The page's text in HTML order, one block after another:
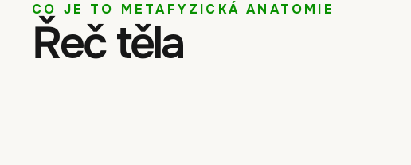
CO JE TO METAFYZICKÁ ANATOMIE
Řeč těla